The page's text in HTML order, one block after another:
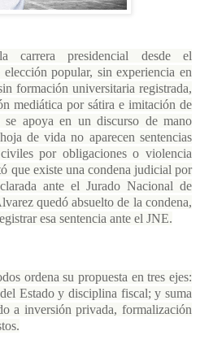
presidencial desde el
popular, sin experiencia en
formación universitaria registrada,
mediática por sátira e imitación de
se apoya en un discurso de mano
de vida no aparecen sentencias
por obligaciones o violencia
que existe una condena judicial por
ante el Jurado Nacional de
quedó absuelto de la condena,
esa sentencia ante el JNE.
ordena su propuesta en tres ejes:
Estado y disciplina fiscal; y suma
a inversión privada, formalización